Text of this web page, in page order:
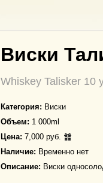
Виски
Whiskey Talisker 10
Категория: Виски
Объем: 1 000ml
Цена: 7,000 руб.
Наличие: Временно нет
Описание: Виски